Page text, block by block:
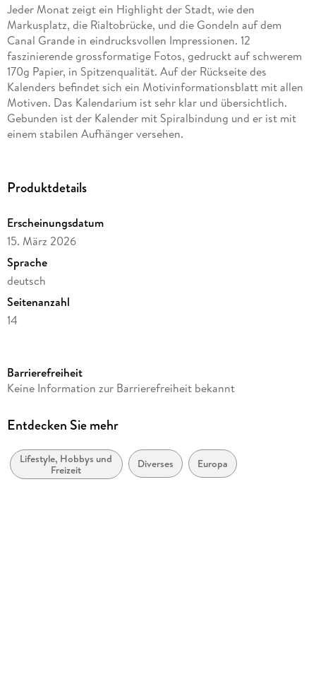
Jeder Monat zeigt ein Highlight der Stadt, wie den
Markusplatz, die Rialtobrücke, und die Gondeln auf dem
Canal Grande in eindrucksvollen Impressionen. 12
faszinierende grossformatige Fotos, gedruckt auf schwerem
170g Papier, in Spitzenqualität. Auf der Rückseite des
Kalenders befindet sich ein Motivinformationsblatt mit allen
Motiven. Das Kalendarium ist sehr klar und übersichtlich.
Gebunden ist der Kalender mit Spiralbindung und er ist mit
einem stabilen Aufhänger versehen.
Produktdetails
Erscheinungsdatum
15. März 2026
Sprache
deutsch
Seitenanzahl
14
Produktart
Gewicht
Größe (L/B/H)
351/250/15 mm
Barrierefreiheit
Keine Information zur Barrierefreiheit bekannt
Entdecken Sie mehr
Lifestyle, Hobbys und
Freizeit
Diverses Europa